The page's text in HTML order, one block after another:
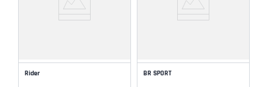
Rider BR SPORT